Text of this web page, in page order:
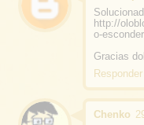
http://
o-
Gracias
Responder
Chenko